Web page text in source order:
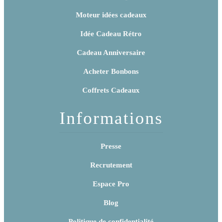
Moteur idées cadeaux
Idée Cadeau Rétro
Cadeau Anniversaire
Acheter Bonbons
Coffrets Cadeaux
Informations
Presse
Recrutement
Espace Pro
Blog